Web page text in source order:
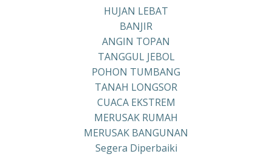
HUJAN LEBAT
BANJIR
ANGIN TOPAN
TANGGUL JEBOL
POHON TUMBANG
TANAH LONGSOR
CUACA EKSTREM
MERUSAK RUMAH
MERUSAK BANGUNAN
Segera Diperbaiki